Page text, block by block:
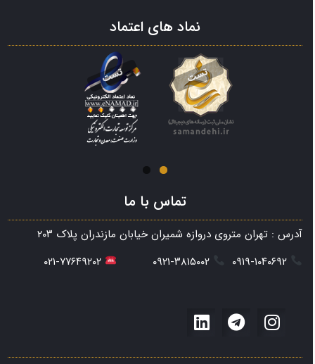
نماد های اعتماد
تماس با ما
آدرس : تهران متروی دروازه شمیران خیابان مازندران پلاک ۲۰۳
۰۲۱-۷۷۶۴۹۲۰۲